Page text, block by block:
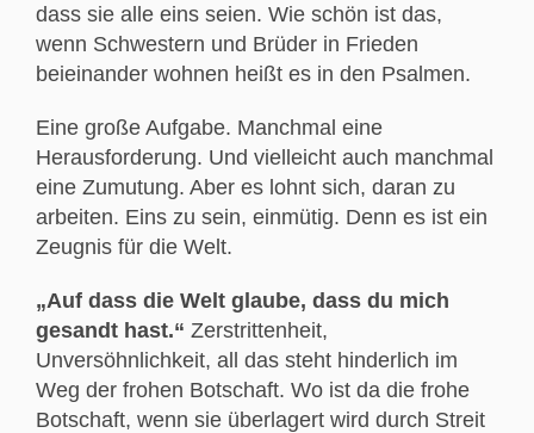
dass sie alle eins seien. Wie schön ist das,
wenn Schwestern und Brüder in Frieden
beieinander wohnen heißt es in den Psalmen.
Eine große Aufgabe. Manchmal eine
Herausforderung. Und vielleicht auch manchmal
eine Zumutung. Aber es lohnt sich, daran zu
arbeiten. Eins zu sein, einmütig. Denn es ist ein
Zeugnis für die Welt.
„Auf dass die Welt glaube, dass du mich
gesandt hast.“ Zerstrittenheit,
Unversöhnlichkeit, all das steht hinderlich im
Weg der frohen Botschaft. Wo ist da die frohe
Botschaft, wenn sie überlagert wird durch Streit